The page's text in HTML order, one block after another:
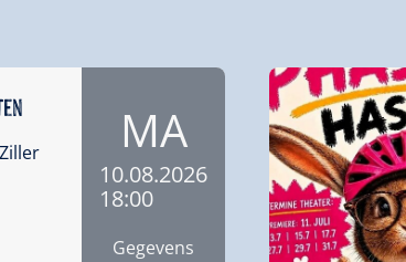
MA
10.08.2026
18:00
Gegevens